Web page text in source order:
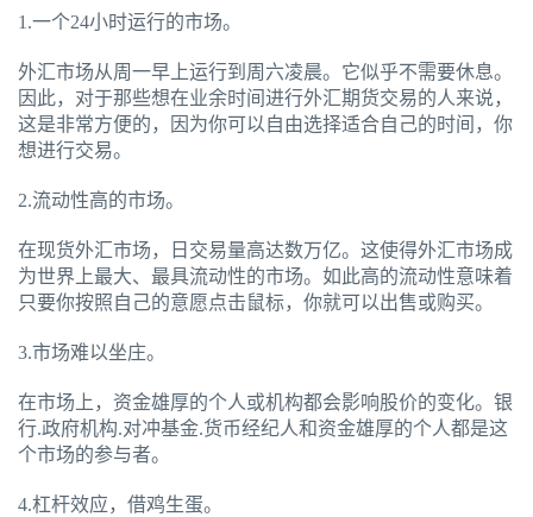
1.一个24小时运行的市场。
外汇市场从周一早上运行到周六凌晨。它似乎不需要休息。
因此，对于那些想在业余时间进行外汇期货交易的人来说，
这是非常方便的，因为你可以自由选择适合自己的时间，你
想进行交易。
2.流动性高的市场。
在现货外汇市场，日交易量高达数万亿。这使得外汇市场成
为世界上最大、最具流动性的市场。如此高的流动性意味着
只要你按照自己的意愿点击鼠标，你就可以出售或购买。
3.市场难以坐庄。
在市场上，资金雄厚的个人或机构都会影响股价的变化。银
行.政府机构.对冲基金.货币经纪人和资金雄厚的个人都是这
个市场的参与者。
4.杠杆效应，借鸡生蛋。